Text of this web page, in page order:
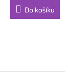
Do košíku